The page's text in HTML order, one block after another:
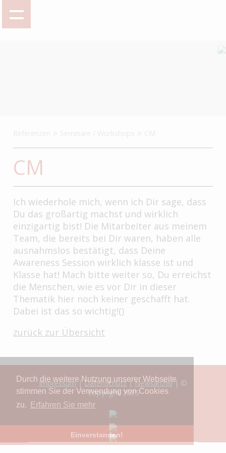
Durch die weitere Nutzung unserer Webseite
stimmen Sie der Verwendung von Cookies
zu.
Erfahren Sie mehr
Einverstanden!
CM
Ich wiederhole mich, wenn ich Dir sage, dass
Du das großartig machst und wirklich
einzigartig bist! Die Mitarbeiter aus meinem
Team, die bereits bei Dir waren, haben alle
ausnahmslos bestätigt, dass Deine
Awareness Session wirklich klasse ist und
Klasse hat! Mach bitte weiter so, Du erreichst
die Menschen, wie es vor Dir in dieser
Thematik hier noch keiner geschafft hat.
Dabei ist das so wichtig!()
zurück zur Übersicht
Impressum|Datenschutz|Newsarchiv| ©
Copyright 2025